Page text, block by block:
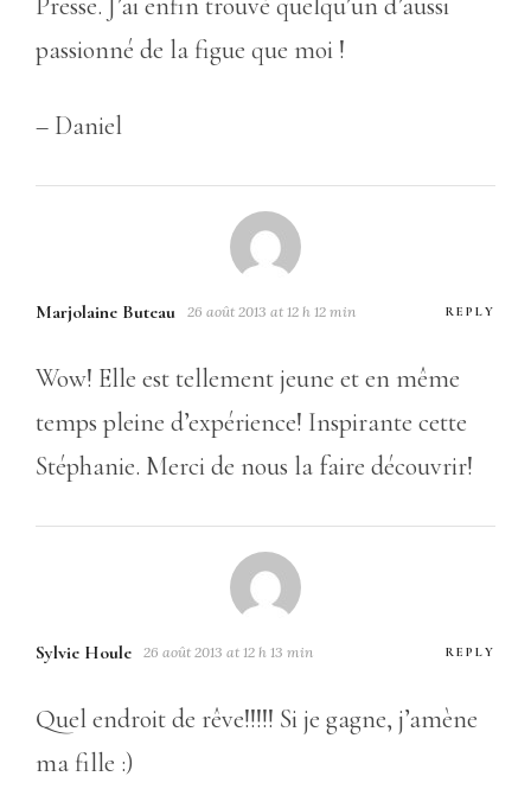
passionné de la figue que moi !
– Daniel
Marjolaine Buteau 26 août 2013 at 12 h 12 min REPLY
Wow! Elle est tellement jeune et en même
temps pleine d’expérience! Inspirante cette
Stéphanie. Merci de nous la faire découvrir!
Sylvie Houle 26 août 2013 at 12 h 13 min REPLY
Quel endroit de rêve!!!!! Si je gagne, j’amène
ma fille :)